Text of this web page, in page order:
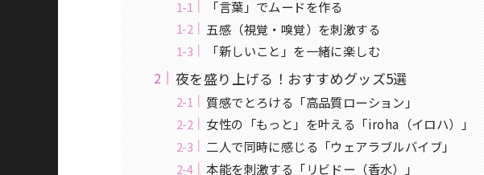
「言葉」でムードを作る
五感（視覚・嗅覚）を刺激する
「新しいこと」を一緒に楽しむ
夜を盛り上げる！おすすめグッズ5選
質感でとろける「高品質ローション」
女性の「もっと」を叶える「iroha（イロハ）」
二人で同時に感じる「ウェアラブルバイブ」
本能を刺激する「リビドー（香水）」